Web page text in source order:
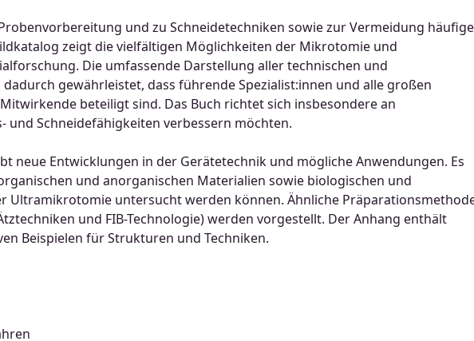
und zu Schneidetechniken sowie zur Vermeidung
zeigt die vielfältigen Möglichkeiten der Mikrotomie und
Die umfassende Darstellung aller technischen und
gewährleistet, dass führende Spezialist:innen und alle großen
beteiligt sind. Das Buch richtet sich insbesondere an
und Schneidefähigkeiten verbessern möchten.
neue Entwicklungen in der Gerätetechnik und mögliche Anwendungen. Es
und anorganischen Materialien sowie biologischen und
Ultramikrotomie untersucht werden können. Ähnliche
und FIB-Technologie) werden vorgestellt. Der Anhang enthält
Beispielen für Strukturen und Techniken.